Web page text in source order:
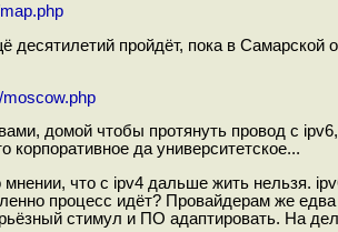
пройдёт, пока в Самарской
домой чтобы протянуть провод с
корпоративное да университетское...
что с ipv4 дальше жить нельзя.
процесс идёт? Провайдерам же
стимул и ПО адаптировать. На